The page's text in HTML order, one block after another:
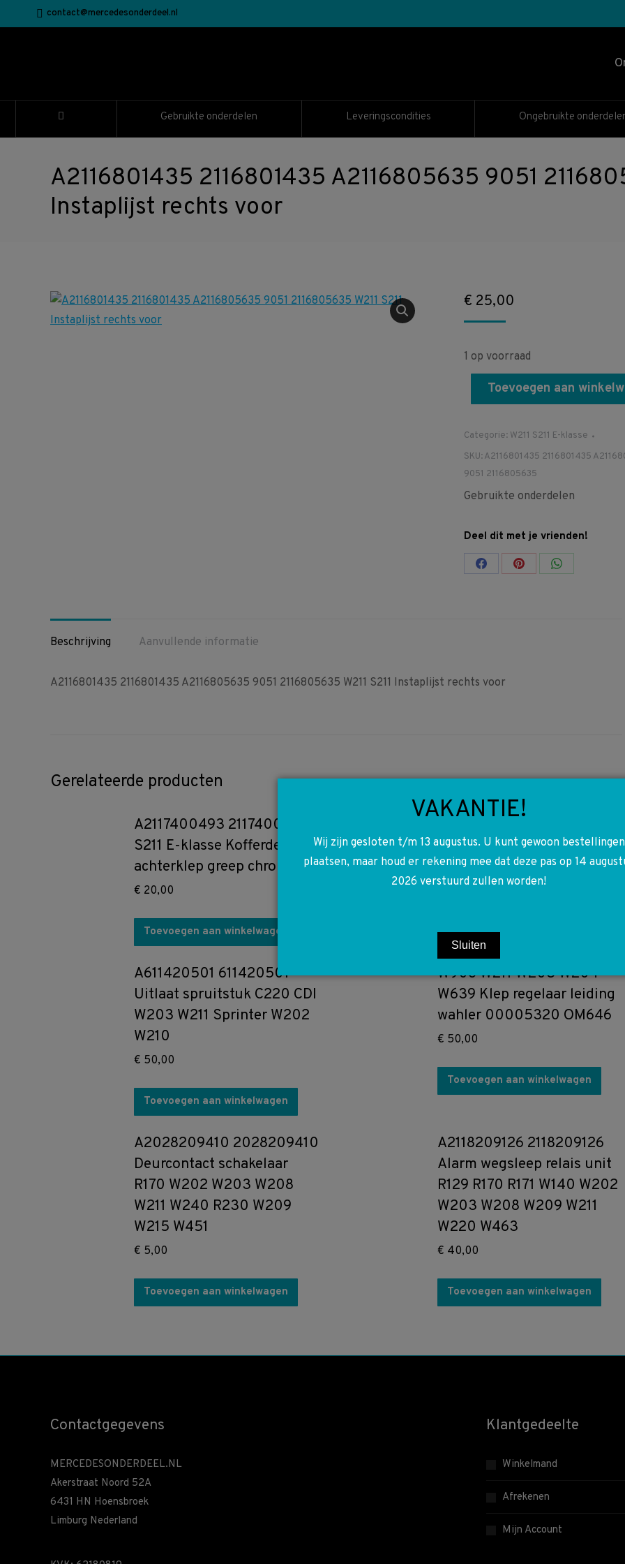
contact@mercedesonderdeel.nl
Gebruikte onderdelen Leveringscondities Ongebruikte
A2116801435 2116801435 A2116805635 9051
Instaplijst rechts voor
€ 25,00
1 op voorraad
Toevoegen aan
Categorie: W211 S211 E-klasse
SKU:A2116801435 2116801435
9051 2116805635
Gebruikte onderdelen
Deel dit met je vrienden!
Share Share Share
Beschrijving
Aanvullende informatie
A2116801435 2116801435 A2116805635 9051 2116805635 W211 S211 Instaplijst rechts voor
Gerelateerde producten
A2117400493 2117400493
S211 E-klasse Kofferdeksel
achterklep greep chrome
€ 20,00
Toevoegen aan winkelwagen
W211 S211 Deurmodule
Rechts voor
Toevoegen aan winkelwagen
A611420501 611420501
Uitlaat spruitstuk C220 CDI
W203 W211 Sprinter W202
W210
€ 50,00
Toevoegen aan winkelwagen
W906 W211 W203 W204
W639 Klep regelaar leiding
wahler 00005320 OM646
€ 50,00
Toevoegen aan winkelwagen
A2028209410 2028209410
Deurcontact schakelaar
R170 W202 W203 W208
W211 W240 R230 W209
W215 W451
€ 5,00
Toevoegen aan winkelwagen
A2118209126 2118209126
Alarm wegsleep relais unit
R129 R170 R171 W140 W202
W203 W208 W209 W211
W220 W463
€ 40,00
Toevoegen aan winkelwagen
Contactgegevens
MERCEDESONDERDEEL.NL
Akerstraat Noord 52A
6431 HN Hoensbroek
Limburg Nederland
Klantgedeelte
Winkelmand
Afrekenen
Mijn Account
VAKANTIE!
Wij zijn gesloten t/m 13 augustus. U kunt gewoon bestellingen
plaatsen, maar houd er rekening mee dat deze pas op 14
2026 verstuurd zullen worden!
Sluiten